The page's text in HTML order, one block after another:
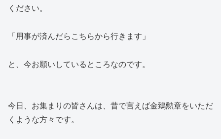
ください。
「用事が済んだらこちらから行きます」
と、今お願いしているところなのです。
今日、お集まりの皆さんは、昔で言えば金鵄勲章をいただ
くような方々です。